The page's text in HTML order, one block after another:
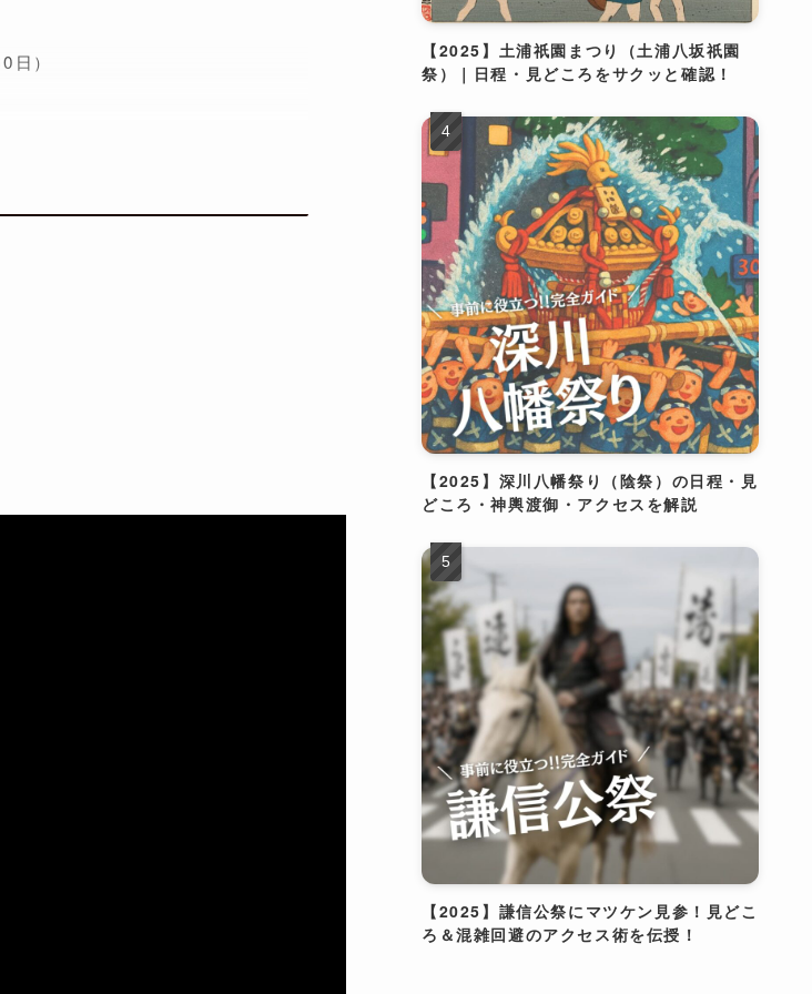
）
【2025】土浦祇園まつり（土浦八坂祇園
祭）｜日程・見どころをサクッと確認！
【2025】深川八幡祭り（陰祭）の日程・見
どころ・神輿渡御・アクセスを解説
【2025】謙信公祭にマツケン見参！見どこ
ろ＆混雑回避のアクセス術を伝授！